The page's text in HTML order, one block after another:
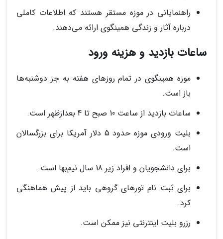
راهنمایانی در موزه مستقر هستند که اطلاعات کاملی
درباره آثار و زندگی همینگوی ارائه می‌دهند.
ساعات بازدید و هزینه ورود
موزه همینگوی در تمام روزهای هفته به جز دوشنبه‌ها
باز است.
ساعات بازدید از ساعت 10 صبح تا 4 بعدازظهر است.
بلیت ورودی موزه حدود 5 دلار آمریکا برای بزرگسالان
است.
برای دانشجویان و افراد زیر 18 سال نیم‌بها است.
برای ثبت نام تورهای گروهی باید از پیش هماهنگی
کرد.
رزرو بلیت اینترنتی نیز ممکن است.